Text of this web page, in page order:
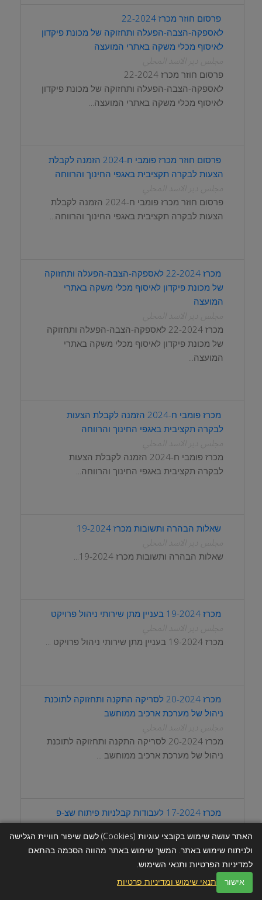
פרסום חוזר מכרז 22-2024
לאספקה-הצבה-הפעלה ותחזוקה של מכונת פיקדון
לאיסוף מכלי משקה באתרי המועצה
مجلس دير الاسد المحلي
פרסום חוזר מכרז 22-2024
לאספקה-הצבה-הפעלה ותחזוקה של מכונת פיקדון
לאיסוף מכלי משקה באתרי המועצה...
פרסום חוזר מכרז פומבי ח-2024 הזמנה לקבלת
הצעות לבקרה תקציבית באגפי החינוך והרווחה
مجلس دير الاسد المحلي
פרסום חוזר מכרז פומבי ח-2024 הזמנה לקבלת
הצעות לבקרה תקציבית באגפי החינוך והרווחה...
מכרז 22-2024 לאספקה-הצבה-הפעלה ותחזוקה
של מכונת פיקדון לאיסוף מכלי משקה באתרי
המועצה
مجلس دير الاسد المحلي
מכרז 22-2024 לאספקה-הצבה-הפעלה ותחזוקה
של מכונת פיקדון לאיסוף מכלי משקה באתרי
המועצה...
מכרז פומבי ח-2024 הזמנה לקבלת הצעות
לבקרה תקציבית באגפי החינוך והרווחה
مجلس دير الاسد المحلي
מכרז פומבי ח-2024 הזמנה לקבלת הצעות
לבקרה תקציבית באגפי החינוך והרווחה...
שאלות הבהרה ותשובות מכרז 19-2024
مجلس دير الاسد المحلي
שאלות הבהרה ותשובות מכרז 19-2024...
מכרז 19-2024 בעניין מתן שירותי ניהול פרויקט
مجلس دير الاسد المحلي
מכרז 19-2024 בעניין מתן שירותי ניהול פרויקט ...
מכרז 20-2024 לסריקה התקנה ותחזוקה לתוכנת
ניהול של מערכת ארכיב ממוחשב
مجلس دير الاسد المحلي
מכרז 20-2024 לסריקה התקנה ותחזוקה לתוכנת
ניהול של מערכת ארכיב ממוחשב ...
מכרז 17-2024 לעבודות קבלניות פיתוח שצ-פ
בחלקות - 269,268 ממערב למגרש כדור רגל
مجلس دير الاسد المحلي
מכרז 17-2024 לעבודות קבלניות פיתוח שצ-פ
בחלקות - 269,268 ממערב למגרש כדור רגל... خدمات Online
האתר עושה שימוש בקובצי עוגיות (Cookies) לשם שיפור חוויית הגלישה
ולניתוח שימוש באתר. המשך שימוש באתר מהווה הסכמה בהתאם
למדיניות הפרטיות ותנאי השימוש.
אישור תנאי שימוש ומדיניות פרטיות